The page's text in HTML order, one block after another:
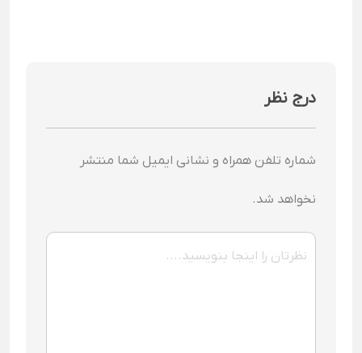
درج نظر
شماره تلفن همراه و نشانی ایمیل شما منتشر
نخواهد شد.